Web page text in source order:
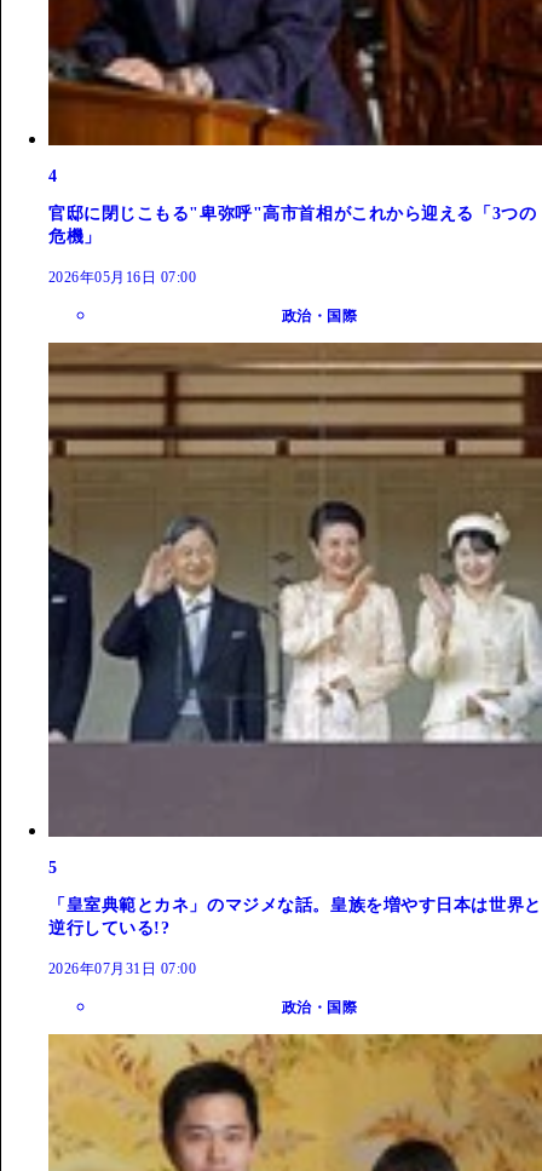
4
官邸に閉じこもる"卑弥呼"高市首相がこれから迎える「3つの
危機」
2026年05月16日 07:00
政治・国際
5
「皇室典範とカネ」のマジメな話。皇族を増やす日本は世界と
逆行している!?
2026年07月31日 07:00
政治・国際